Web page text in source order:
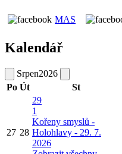
MAS
Kalendář
Srpen2026
Po Út St
27 28
29
1
Kořeny smyslů -
Holohlavy - 29. 7.
2026